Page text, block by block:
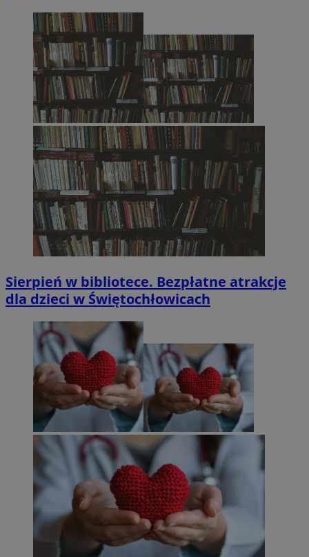
Sierpień w bibliotece. Bezpłatne atrakcje
dla dzieci w Świętochłowicach